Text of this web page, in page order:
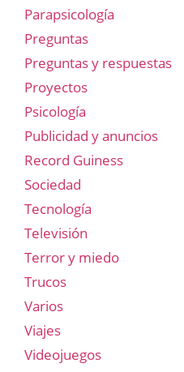
Parapsicología
Preguntas
Preguntas y respuestas
Proyectos
Psicología
Publicidad y anuncios
Record Guiness
Sociedad
Tecnología
Televisión
Terror y miedo
Trucos
Varios
Viajes
Videojuegos